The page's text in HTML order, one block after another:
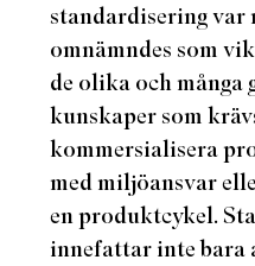
standardisering var
omnämndes som
de olika och många
kunskaper som
kommersialisera
med miljöansvar
en produktcykel.
innefattar inte bara